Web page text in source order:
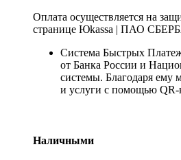
Оплата осуществляется на
странице Юkassa | ПАО
Система Быстрых
от Банка России и
системы. Благодаря ему
и услуги с помощью QR-
Наличными